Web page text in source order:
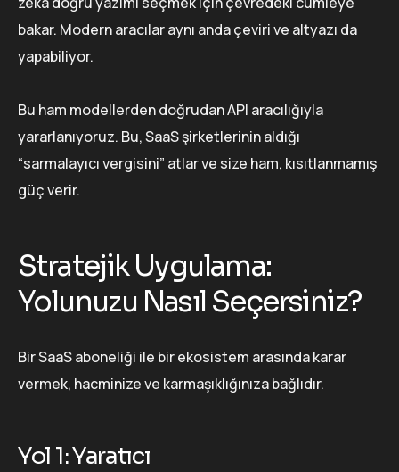
bakar. Modern aracılar aynı anda çeviri ve altyazı da
yapabiliyor.
Bu ham modellerden doğrudan API aracılığıyla
yararlanıyoruz. Bu, SaaS şirketlerinin aldığı
“sarmalayıcı vergisini” atlar ve size ham, kısıtlanmamış
güç verir.
Stratejik Uygulama:
Yolunuzu Nasıl Seçersiniz?
Bir SaaS aboneliği ile bir ekosistem arasında karar
vermek, hacminize ve karmaşıklığınıza bağlıdır.
Yol 1: Yaratıcı